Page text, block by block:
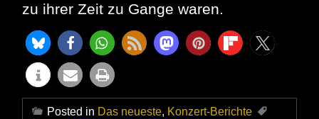
zu ihrer Zeit zu Gange waren.
Posted in Das neueste, Konzert-Berichte